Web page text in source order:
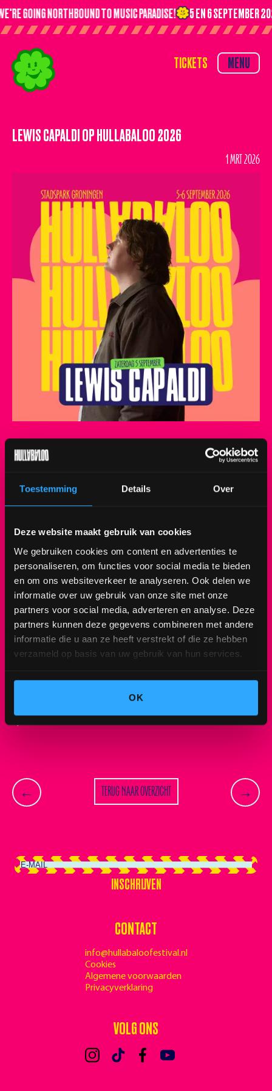
Toestemming Details Over
Deze website maakt gebruik van cookies
We gebruiken cookies om content en advertenties te
personaliseren, om functies voor social media te bieden
en om ons websiteverkeer te analyseren. Ook delen we
informatie over uw gebruik van onze site met onze
partners voor social media, adverteren en analyse. Deze
partners kunnen deze gegevens combineren met andere
informatie die u aan ze heeft verstrekt of die ze hebben
verzameld op basis van uw gebruik van hun services.
OK
GOING NORTHBOUND TO MUSIC PARADISE! 5 EN 6 SEPTEMBER
TICKETS MENU
LINE-UP
OVERNACHTEN
VERVOER
VIP
VRAGEN?
LEWIS CAPALDI OP HULLABALOO 2026
1 MRT 2026
CAPALDI!
wereldwijd harten met zijn krachtige stem en
eerlijke teksten. Op zaterdag 5 september staat
hij bij ons in het Stadspark. 🎤
Wil jij erbij zijn?
Schrijf je nu in via ons pre-registratieformulier
(link in bio) en krijg exclusieve toegang tot de
Hullabaloo pre-sale.
10:00 uur: start pre-sale
12:00 uur: start reguliere sale
🩷💛💚💙
← TERUG NAAR OVERZICHT →
CONTACT
info@hullabaloofestival.nl
Cookies
Algemene voorwaarden
Privacyverklaring
INSCHRIJVEN
INSCHRIJVEN
VOLG ONS